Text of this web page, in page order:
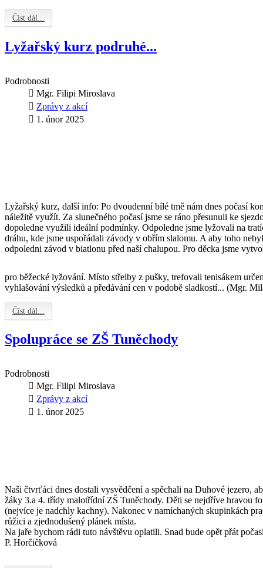
Číst dál...
Lyžařský kurz podruhé...
Podrobnosti
Mgr. Filipi Miroslava
Zprávy z akcí
1. únor 2025
Lyžařský kurz, další info: Po dvoudenní bílé tmě nám dnes počasí
náležitě využít. Za slunečného počasí jsme se ráno přesunuli ke
dopoledne využili ideální podmínky. Odpoledne jsme lyžovali na
dráhu, kde jsme uspořádali závody v obřím slalomu. A aby toho
odpoledni závod v biatlonu před naší chalupou. Pro děcka jsme
pro běžecké lyžování. Místo střelby z pušky, trefovali tenisákem
vyhlašování výsledků a předávání cen v podobě sladkostí... (Mgr.
Číst dál...
Spolupráce se ZŠ Tuněchody
Podrobnosti
Mgr. Filipi Miroslava
Zprávy z akcí
1. únor 2025
Naši čtvrťáci dnes dostali vysvědčení a spěchali na Duhové jezero,
žáky 3.a 4. třídy malotřídní ZŠ Tuněchody. Děti se nejdříve hravou
(nejvíce je nadchly kachny). Nakonec v namíchaných skupinkách
růžici a zjednodušený plánek místa.
Na jaře bychom rádi tuto návštěvu oplatili. Snad bude opět přát
P. Horčičková